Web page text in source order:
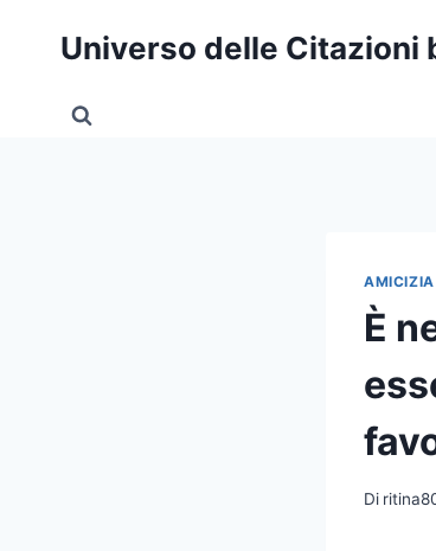
Universo delle Citazioni
AMICIZIA
È
Di